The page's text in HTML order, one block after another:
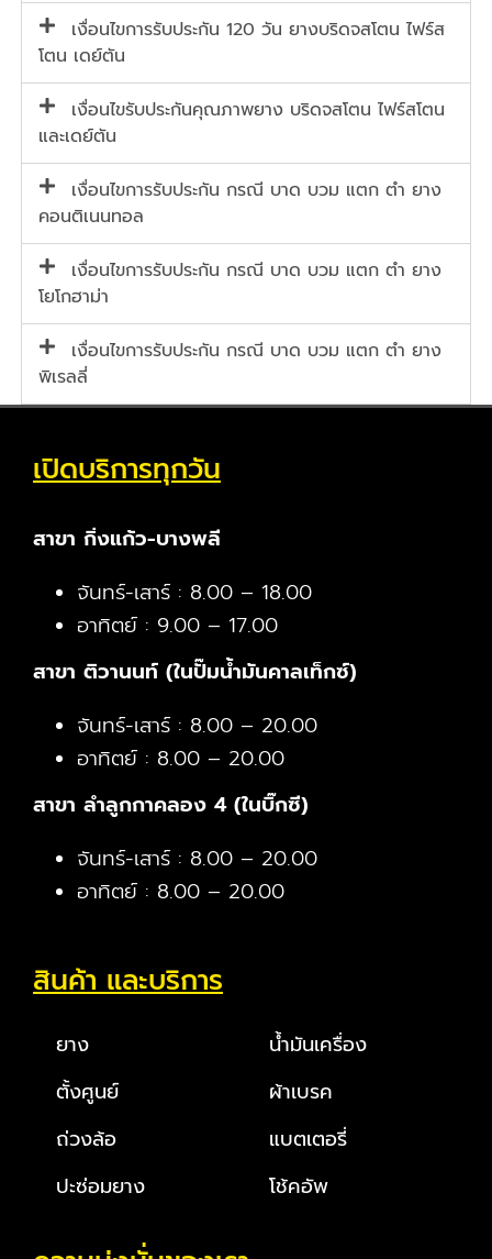
เงื่อนไขการรับประกัน 120 วัน ยางบริดจสโตน ไฟร์ส
โตน เดย์ตัน
เงื่อนไขรับประกันคุณภาพยาง บริดจสโตน ไฟร์สโตน
และเดย์ตัน
เงื่อนไขการรับประกัน กรณี บาด บวม แตก ตำ ยาง
คอนติเนนทอล
เงื่อนไขการรับประกัน กรณี บาด บวม แตก ตำ ยาง
โยโกฮาม่า
เงื่อนไขการรับประกัน กรณี บาด บวม แตก ตำ ยาง
พิเรลลี่
เปิดบริการทุกวัน
สาขา กิ่งแก้ว-บางพลี
จันทร์-เสาร์ : 8.00 – 18.00
อาทิตย์ : 9.00 – 17.00
สาขา ติวานนท์ (ในปั๊มน้ำมันคาลเท็กซ์)
จันทร์-เสาร์ : 8.00 – 20.00
อาทิตย์ : 8.00 – 20.00
สาขา ลำลูกกาคลอง 4 (ในบิ๊กซี)
จันทร์-เสาร์ : 8.00 – 20.00
อาทิตย์ : 8.00 – 20.00
สินค้า และบริการ
ยาง
ตั้งศูนย์
ถ่วงล้อ
ปะซ่อมยาง
น้ำมันเครื่อง
ผ้าเบรค
แบตเตอรี่
โช้คอัพ